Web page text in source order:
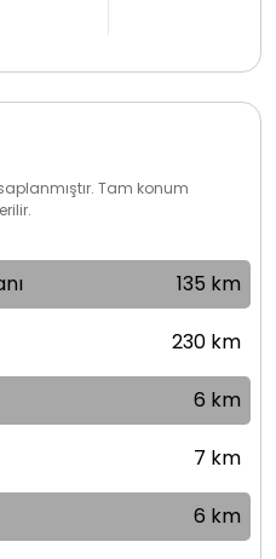
Tam konum
135 km
230 km
6 km
7 km
6 km